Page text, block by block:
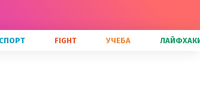
СПОРТ FIGHT УЧЕБА